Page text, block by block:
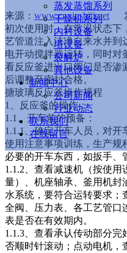
蒸发蒸馏系列
干燥机系列
内衬设备
塔设备
裂解炉
其他设备
新闻中心
公司新闻
行业动态
联系我们
在线留言
来源： www.cnxinshiji.net 发
初次使用时，在常温状态下
艺管道注入洁净自来水并到
电开动搅拌器运转，同时对
看反应釜进出口阀门是否渗
后调整至密封合格。
搪玻璃反应釜操作规程
1、反应釜的操作：
1.1、开车前的预备：
1.1.1、确定开车人员，对
使用注意事项训练，生产规
必要的开车东西，如扳手、
1.1.2、查看减速机（按使
量）、机座轴承、釜用机封
水系统，要符合运转要求；
全阀、压力表、各工艺管口
表是否在有效期内。
1.1.3、查看承认传动部分
否顺时针滚动；点动电机，